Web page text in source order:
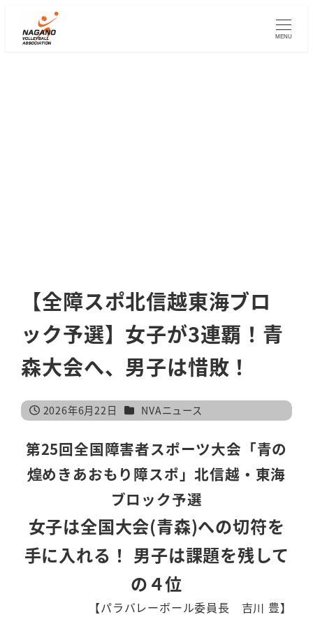
MENU
【全障スポ北信越東海ブロ
ック予選】女子が3連覇！青
森大会へ、男子は惜敗！
投稿日
2026年6月22日 カテゴリー
NVAニュース
第25回全国障害者スポーツ大会「青の
煌めきあおもり障スポ」北信越・東海
ブロック予選
女子は全国大会(青森)への切符を
手に入れる！ 男子は課題を残して
の４位
【パラバレーボール委員長 吉川 豊】